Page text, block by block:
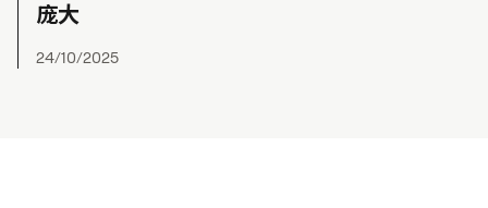
庞大
24/10/2025